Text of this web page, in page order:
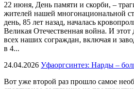
22 июня, День памяти и скорби, –
жителей нашей многонациональной
день, 85 лет назад, началась
Великая Отечественная война. И этот
всех наших сограждан, включая и
в 4...
24.04.2026 Уфаоргсинтез: Нарды –
Вот уже второй раз прошло самое